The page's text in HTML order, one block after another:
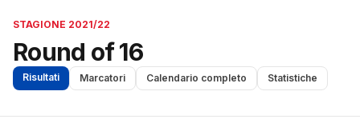
STAGIONE 2021/22
Round of 16
Risultati Marcatori Calendario completo Statistiche